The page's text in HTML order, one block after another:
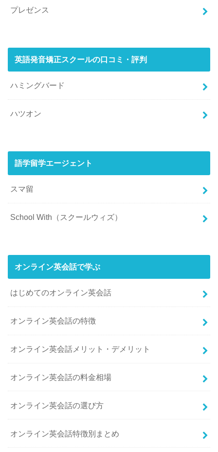
プレゼンス
英語発音矯正スクールの口コミ・評判
ハミングバード
ハツオン
語学留学エージェント
スマ留
School With（スクールウィズ）
オンライン英会話で学ぶ
はじめてのオンライン英会話
オンライン英会話の特徴
オンライン英会話メリット・デメリット
オンライン英会話の料金相場
オンライン英会話の選び方
オンライン英会話特徴別まとめ